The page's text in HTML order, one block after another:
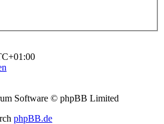
Software © phpBB Limited
phpBB.de